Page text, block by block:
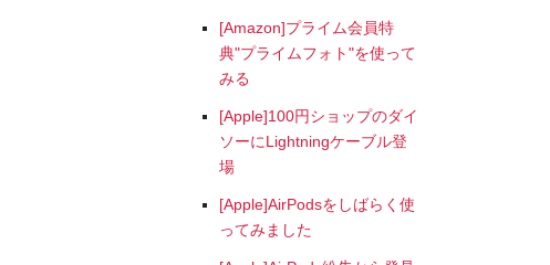
[Amazon]プライム会員特
典"プライムフォト"を使って
みる
[Apple]100円ショップのダイ
ソーにLightningケーブル登
場
[Apple]AirPodsをしばらく使
ってみました